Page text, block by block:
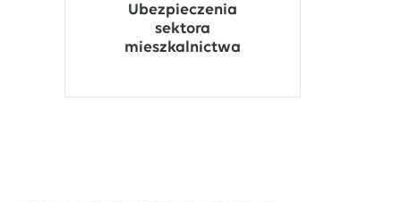
Ubezpieczenia
sektora
mieszkalnictwa